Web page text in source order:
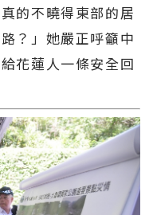
的不曉得東部的居
？」她嚴正呼籲中
花蓮人一條安全回